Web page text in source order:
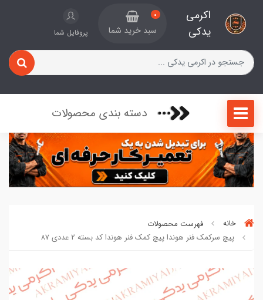
اکرمی
یدکی
0
سبد خرید شما پروفایل شما
دسته بندی محصولات
خانه
فهرست محصولات
پیچ سرکمک فنر هوندا پیچ کمک فنر هوندا کد بسته 2 عددی 87